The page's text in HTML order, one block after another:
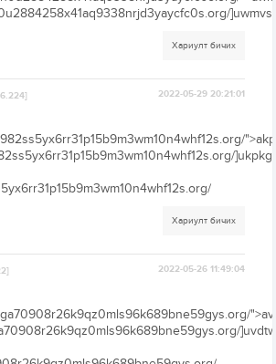
Хариулт бичих
2022-05-29 20:21:01
Хариулт бичих
2022-05-26 11:49:04